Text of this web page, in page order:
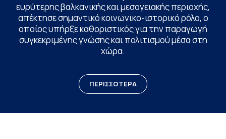
ευρύτερης βαλκανικής και μεσογειακής περιοχής,
απέκτησε σημαντικό κοινωνικο-ιστορικό ρόλο, ο
οποίος υπήρξε καθοριστικός για την παραγωγή
συγκεκριμένης γνώσης και πολιτισμού μέσα στη
χώρα.
ΠΕΡΙΣΣΟΤΕΡΑ